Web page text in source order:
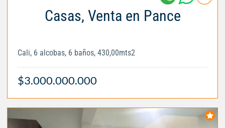
Casas, Venta en Pance
Cali, 6 alcobas, 6 baños, 430,00mts2
$3.000.000.000